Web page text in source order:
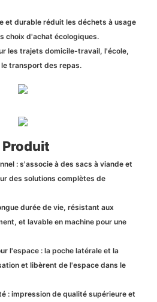
et durable réduit les déchets à usage
choix d'achat écologiques.
les trajets domicile-travail, l'école,
transport des repas.
: s'associe à des sacs à viande et
des solutions complètes de
durée de vie, résistant aux
et lavable en machine pour une
l'espace : la poche latérale et la
et libèrent de l'espace dans le
: impression de qualité supérieure et